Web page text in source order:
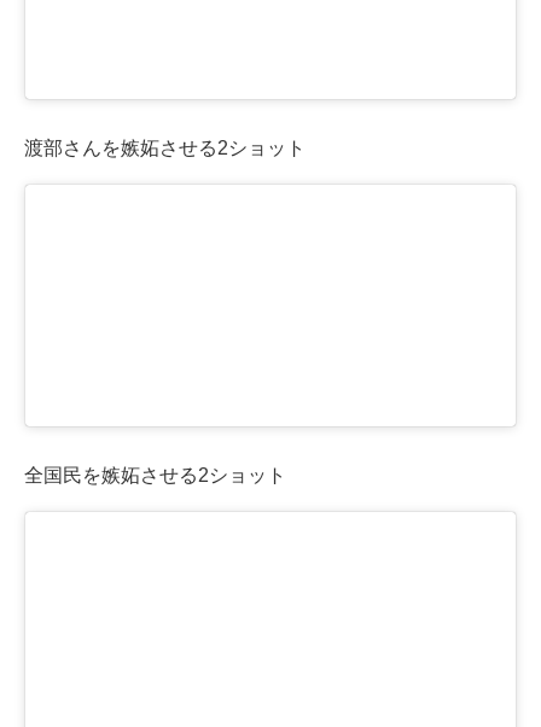
渡部さんを嫉妬させる2ショット
全国民を嫉妬させる2ショット